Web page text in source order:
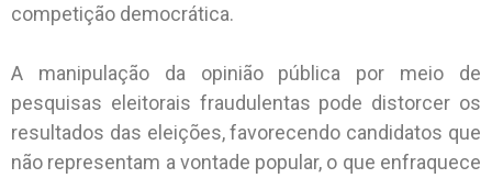
competição democrática.
A manipulação da opinião pública por meio de
pesquisas eleitorais fraudulentas pode distorcer os
resultados das eleições, favorecendo candidatos que
não representam a vontade popular, o que enfraquece